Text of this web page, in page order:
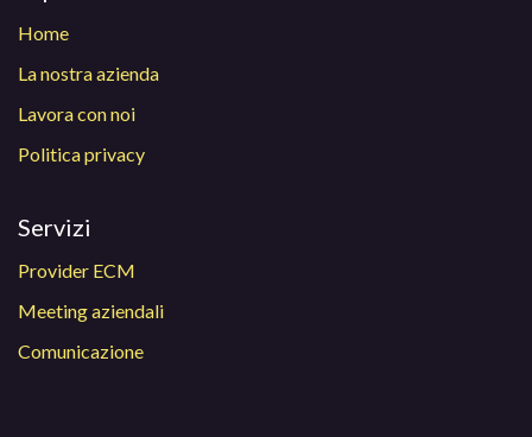
Home
La nostra azienda
Lavora con noi
Politica privacy
Servizi
Provider ECM
Meeting aziendali
Comunicazione